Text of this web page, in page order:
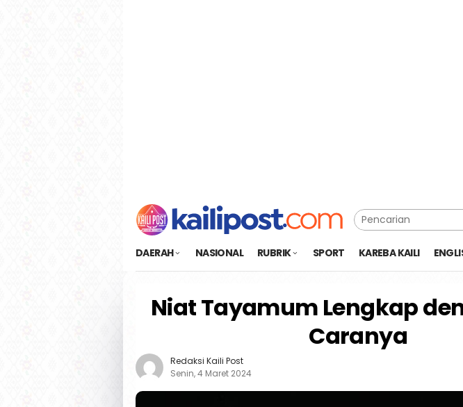
DAERAH NASIONAL RUBRIK SPORT KAREBA KAILI
Niat Tayamum Lengkap
Caranya
Redaksi Kaili Post
Senin, 4 Maret 2024